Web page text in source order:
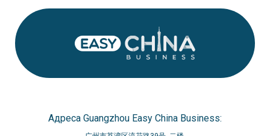
цьому важливо зберегти економічну доцільність порівняно з
Регулярні поставки з Китаю
— коли важливо
підтримувати стабільний товарний потік.
дешевше за авіа.
Баланс строк / ціна
— оптимальний вибір для більшості
B2B-проєктів.
Адреса Guangzhou Easy China Business: